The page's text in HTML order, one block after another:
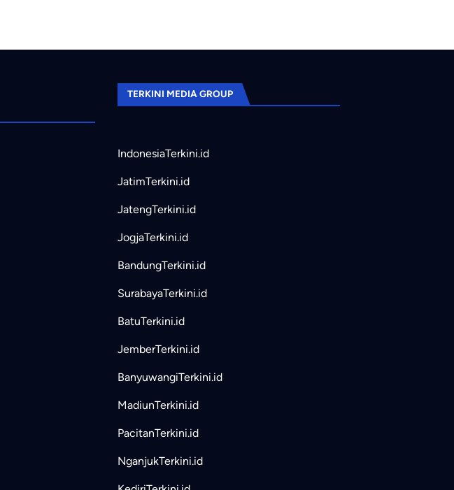
TERKINI MEDIA GROUP
IndonesiaTerkini.id
JatimTerkini.id
JatengTerkini.id
JogjaTerkini.id
BandungTerkini.id
SurabayaTerkini.id
BatuTerkini.id
JemberTerkini.id
BanyuwangiTerkini.id
MadiunTerkini.id
PacitanTerkini.id
NganjukTerkini.id